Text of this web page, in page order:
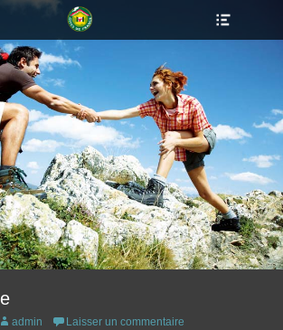
Auteur
admin Laisser un commentaire